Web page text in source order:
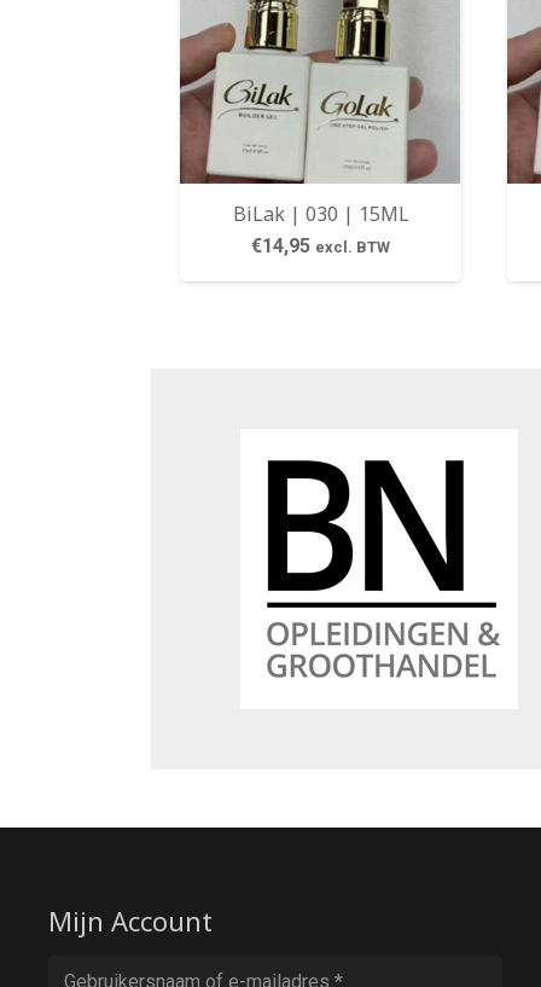
BiLak | 030 | 15ML
€14,95 excl. BTW
Mijn Account